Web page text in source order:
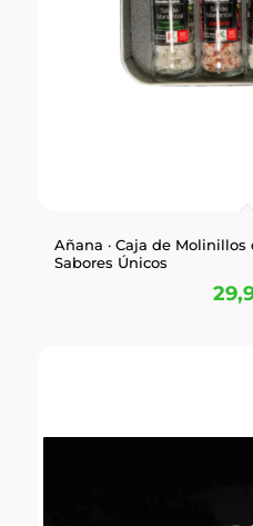
Añana · Caja de Molinillos
Sabores Únicos